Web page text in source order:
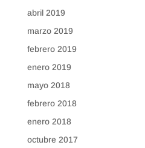
abril 2019
marzo 2019
febrero 2019
enero 2019
mayo 2018
febrero 2018
enero 2018
octubre 2017